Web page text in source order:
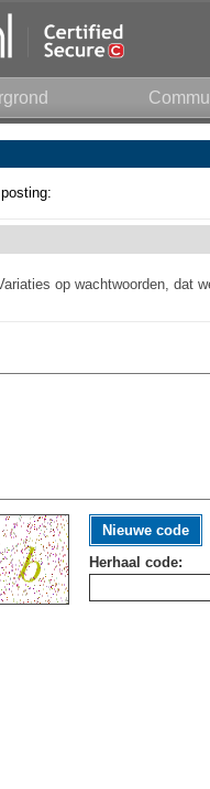
op wachtwoorden, dat
Nieuwe code
Herhaal code: